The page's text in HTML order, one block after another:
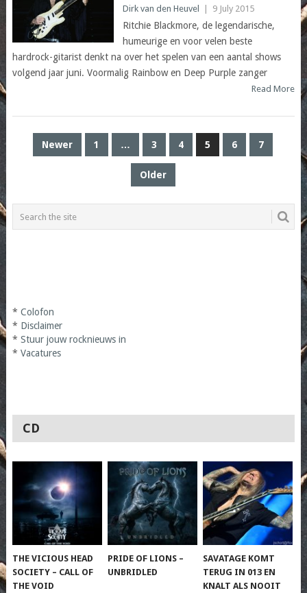
Dirk van den Heuvel 9 July 2015
Ritchie Blackmore, de legendarische,
humeurige en voor velen beste
hardrock-gitarist denkt na over het spelen van een aantal shows
volgend jaar juni. Voormalig Rainbow en Deep Purple zanger
Read More
POSTS
Newer 1 … 3 4 5 6 7
Older
* Colofon
* Disclaimer
* Stuur jouw rocknieuws in
* Vacatures
CD
THE VICIOUS HEAD
SOCIETY – CALL OF
THE VOID
PRIDE OF LIONS –
UNBRIDLED
SAVATAGE KOMT
TERUG IN 013 EN
KNALT ALS NOOIT